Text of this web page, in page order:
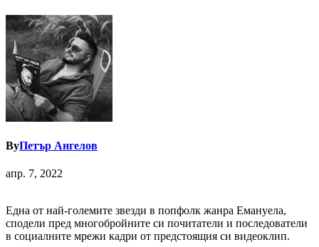
ByПетър Ангелов
апр. 7, 2022
Една от най-големите звезди в попфолк жанра Емануела,
сподели пред многобройните си почитатели и последователи
в социалните мрежи кадри от предстоящия си видеоклип.